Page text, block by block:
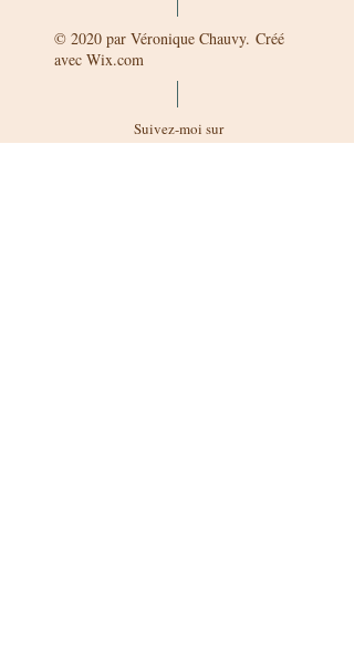
© 2020 par Véronique Chauvy. Créé
avec Wix.com
Suivez-moi sur
Facebook